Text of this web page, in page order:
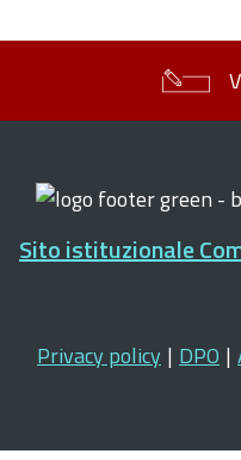
Sito istituzionale
Privacy policy | DPO |